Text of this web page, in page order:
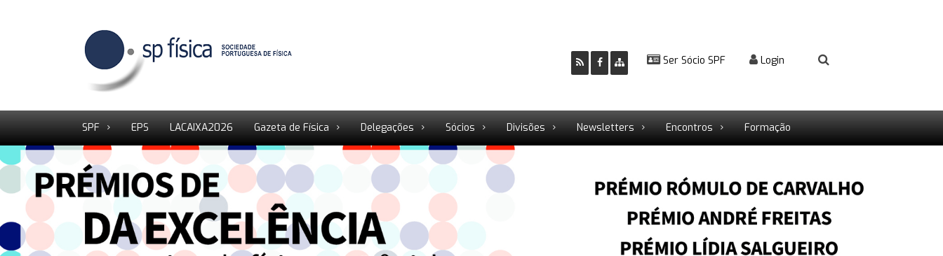
Ser Sócio SPF Login
SPF EPS LACAIXA2026 Gazeta de Física Delegações Sócios Divisões Newsletters Encontros Formação